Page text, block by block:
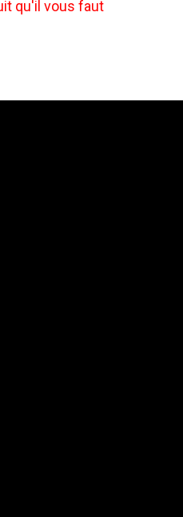
qu'il vous faut
Indesign à Bourges
Scribus à Bourges
2026